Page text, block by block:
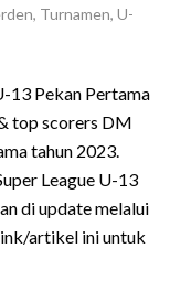
, Turnamen, U-
13 Pekan Pertama
top scorers DM
tahun 2023.
League U-13
di update melalui
artikel ini untuk